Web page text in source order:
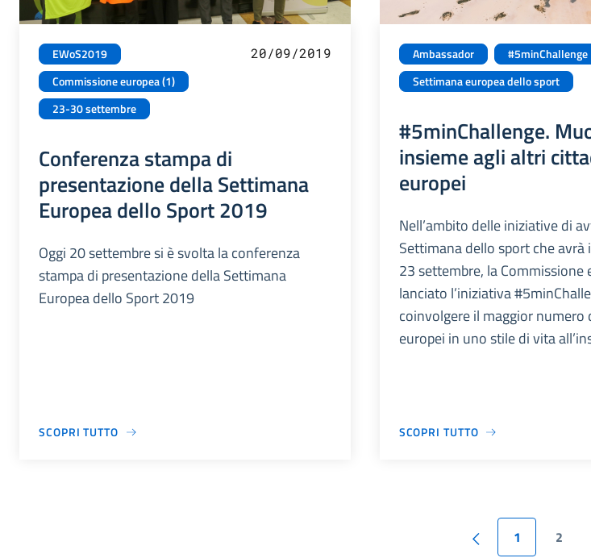
EWoS2019
Commissione europea (1)
23-30 settembre
20/09/2019
Conferenza stampa di
presentazione della Settimana
Europea dello Sport 2019
Oggi 20 settembre si è svolta la conferenza
stampa di presentazione della Settimana
Europea dello Sport 2019
SCOPRI TUTTO
Ambassador
#5minChallenge
Settimana europea dello sport
#5minChallenge.
insieme agli altri
europei
Nell’ambito delle iniziative di
Settimana dello sport che avrà
23 settembre, la Commissione
lanciato l’iniziativa
coinvolgere il maggior numero
europei in uno stile di vita
SCOPRI TUTTO
1 2